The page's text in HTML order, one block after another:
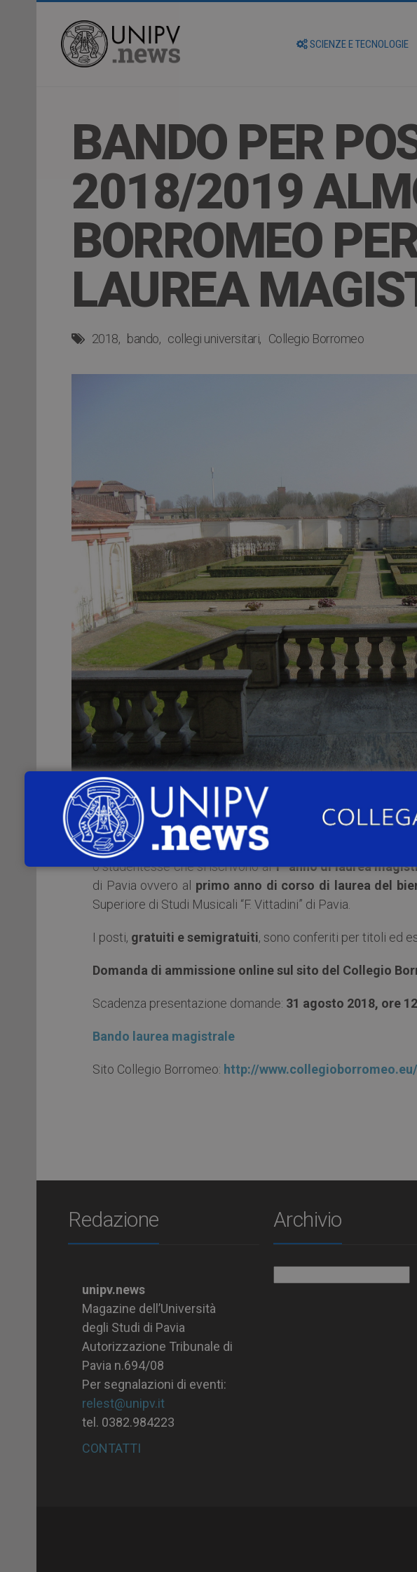
SCIENZE E TECNOLOGIE
BANDO PER
2018/2019
BORROMEO
LAUREA
2018 bando collegi universitari Collegio Borromeo
Il Consiglio di Amministrazione dell’Almo Collegio
o studentesse che si iscrivono al1° anno di laurea
di Pavia ovvero al primo anno di corso di laurea del
Superiore di Studi Musicali “F. Vittadini” di Pavia.
I posti, gratuiti e semigratuiti, sono conferiti per titoli ed
Domanda di ammissione online sul sito del Collegio
Scadenza presentazione domande: 31 agosto 2018, ore
Bando laurea magistrale
Sito Collegio Borromeo: http://
Redazione
unipv.news
Magazine dell’Università
degli Studi di Pavia
Autorizzazione Tribunale di
Pavia n.694/08
Per segnalazioni di eventi:
relest@unipv.it
tel. 0382.984223
CONTATTI
Archivio